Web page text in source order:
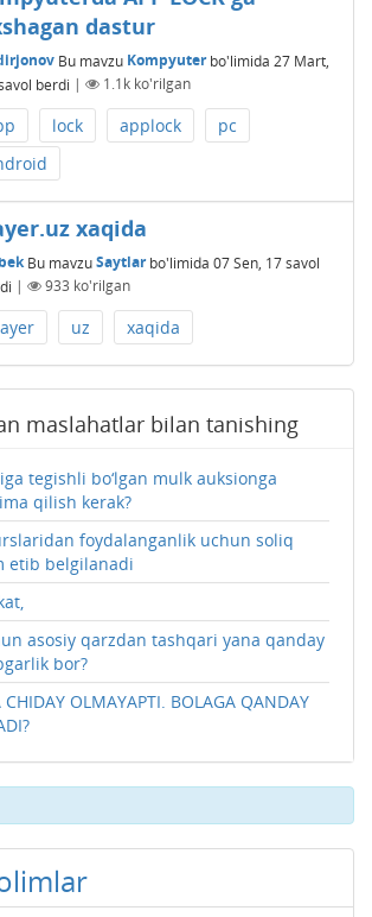
dastur
Bu mavzu Kompyuterbo'limida 27 Mart,
berdi | 1.1kko'rilgan
lock applock
pc
xaqida
Bu mavzuSaytlarbo'limida 07 Sen, 17 savol
| 933 ko'rilgan
uz xaqida
maslahatlar bilan tanishing
tegishli bo‘lgan mulk auksionga
qilish kerak?
foydalanganlik uchun soliq
etib belgilanadi
asosiy qarzdan tashqari yana qanday
bor?
OLMAYAPTI. BOLAGA QANDAY